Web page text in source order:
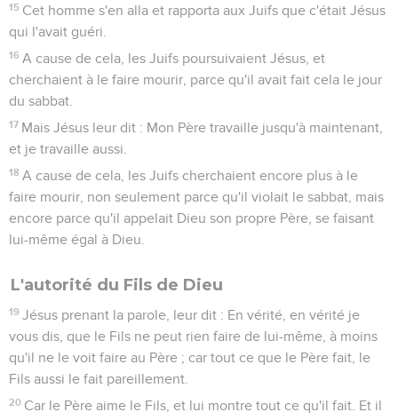
15 Cet homme s'en alla et rapporta aux Juifs que c'était Jésus
qui l'avait guéri.
16 A cause de cela, les Juifs poursuivaient Jésus, et
cherchaient à le faire mourir, parce qu'il avait fait cela le jour
du sabbat.
17 Mais Jésus leur dit : Mon Père travaille jusqu'à maintenant,
et je travaille aussi.
18 A cause de cela, les Juifs cherchaient encore plus à le
faire mourir, non seulement parce qu'il violait le sabbat, mais
encore parce qu'il appelait Dieu son propre Père, se faisant
lui-même égal à Dieu.
L'autorité du Fils de Dieu
19 Jésus prenant la parole, leur dit : En vérité, en vérité je
vous dis, que le Fils ne peut rien faire de lui-même, à moins
qu'il ne le voit faire au Père ; car tout ce que le Père fait, le
Fils aussi le fait pareillement.
20 Car le Père aime le Fils, et lui montre tout ce qu'il fait. Et il